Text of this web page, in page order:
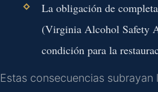
La obligación de
(Virginia Alcohol Safety
condición para la
Estas consecuencias